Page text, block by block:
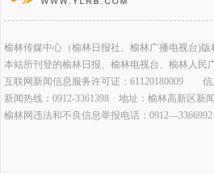
榆林传媒中心（榆林日报社、榆林广播电视台)版
本站所刊登的榆林日报、榆林电视台、榆林人
互联网新闻信息服务许可证：61120180009 信
新闻热线：0912-3361398 地址：榆林高新区
榆林网违法和不良信息举报电话：